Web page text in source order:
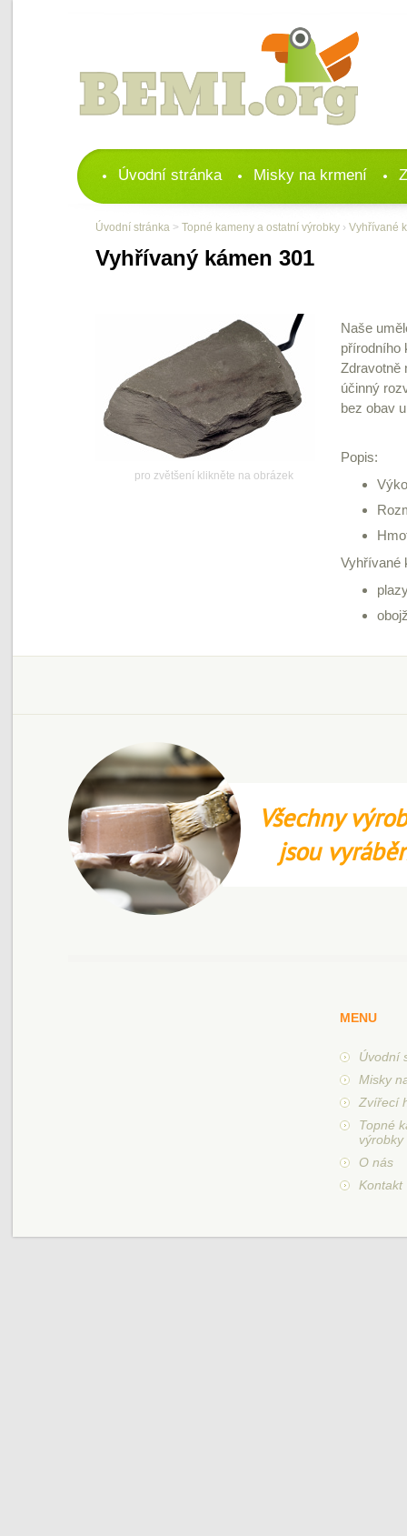
Úvodní stránka Misky na krmení
Úvodní stránka > Topné kameny a ostatní výrobky › Vyhřívané
Vyhřívaný kámen 301
pro zvětšení klikněte na obrázek
Naše
přírodního
Zdravotně
účinný
bez obav
Popis:
Vyhřívané
Všechny
jsou
MENU
Úvodní
Misky
Zvířecí
Topné
výrobky
O nás
Kontakt